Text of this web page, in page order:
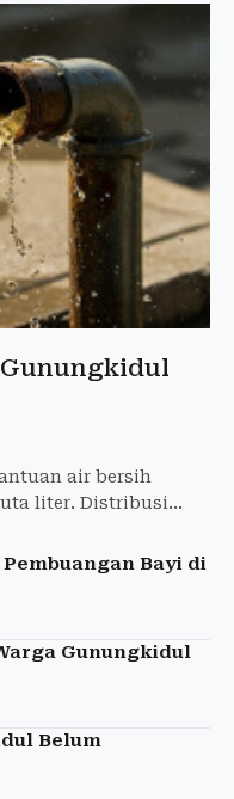
air bersih
liter. Distribusi
Bayi di
Gunungkidul
Belum